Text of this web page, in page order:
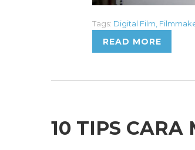
Tags: Digital Film
READ MORE
10 TIPS CARA